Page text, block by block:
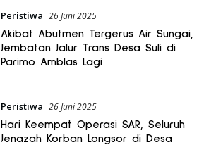
Peristiwa 26 Juni 2025
Akibat Abutmen Tergerus Air Sungai,
Jembatan Jalur Trans Desa Suli di
Parimo Amblas Lagi
Peristiwa 26 Juni 2025
Hari Keempat Operasi SAR, Seluruh
Jenazah Korban Longsor di Desa